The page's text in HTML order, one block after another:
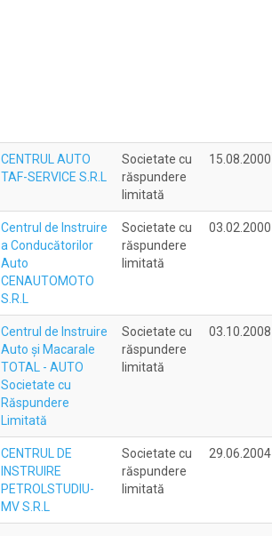
CENTRUL AUTO
TAF-SERVICE S.R.L
Societate cu
răspundere
limitată
15.08.2000
Centrul de Instruire
a Conducătorilor
Auto
CENAUTOMOTO
S.R.L
Societate cu
răspundere
limitată
03.02.2000
Centrul de Instruire
Auto şi Macarale
TOTAL - AUTO
Societate cu
Răspundere
Limitată
Societate cu
răspundere
limitată
03.10.2008
CENTRUL DE
INSTRUIRE
PETROLSTUDIU-
MV S.R.L
Societate cu
răspundere
limitată
29.06.2004